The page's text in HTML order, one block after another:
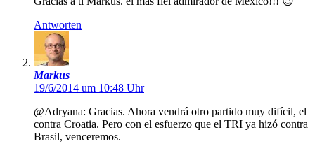
Antworten
Markus
19/6/2014 um 10:48 Uhr
@Adryana: Gracias. Ahora vendrá otro partido muy difícil, el
contra Croatia. Pero con el esfuerzo que el TRI ya hizó contra
Brasil, venceremos.